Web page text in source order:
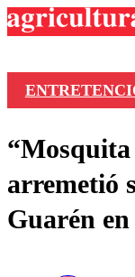
arremetió
Guarén